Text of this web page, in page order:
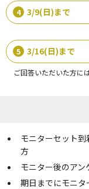
4 3/9(日)まで
5 3/16(日)まで
ご回答いただいた方に
モニターセット
⽅
モニター後のア
期⽇までにモニ